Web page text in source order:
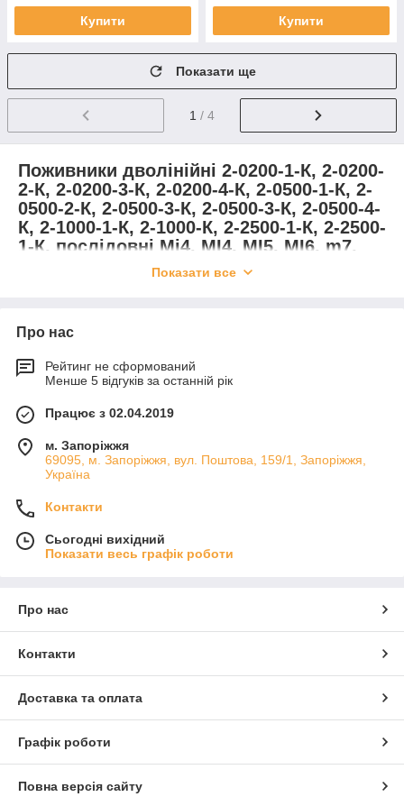
Купити Купити
Показати ще
1 / 4
Поживники дволінійні 2-0200-1-К, 2-0200-
2-К, 2-0200-3-К, 2-0200-4-К, 2-0500-1-К, 2-
0500-2-К, 2-0500-3-К, 2-0500-3-К, 2-0500-4-
К, 2-1000-1-К, 2-1000-К, 2-2500-1-К, 2-2500-
1-К, послідовні Mi4, MI4, MI5, MI6, m7,
mix, імпульсні масзні, 1, 2 смазні, 2 МД
Показати все
Про нас
Рейтинг не сформований
Менше 5 відгуків за останній рік
Працює з 02.04.2019
м. Запоріжжя
69095, м. Запоріжжя, вул. Поштова, 159/1, Запоріжжя,
Україна
Контакти
Сьогодні вихідний
Показати весь графік роботи
Про нас
Контакти
Доставка та оплата
Графік роботи
Повна версія сайту